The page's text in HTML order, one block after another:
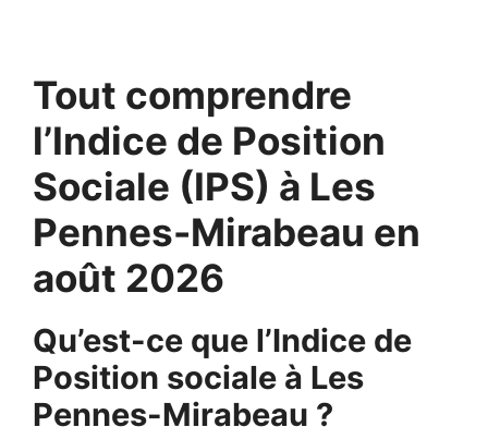
Tout comprendre
l’Indice de Position
Sociale (IPS) à Les
Pennes-Mirabeau en
août 2026
Qu’est-ce que l’Indice de
Position sociale à Les
Pennes-Mirabeau ?